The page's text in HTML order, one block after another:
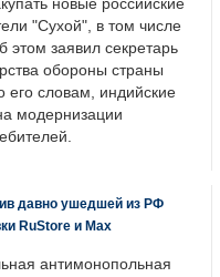
новые российские
"Сухой", в том числе
этом заявил секретарь
обороны страны
словам, индийские
модернизации
давно ушедшей из РФ
RuStore и Max
антимонопольная